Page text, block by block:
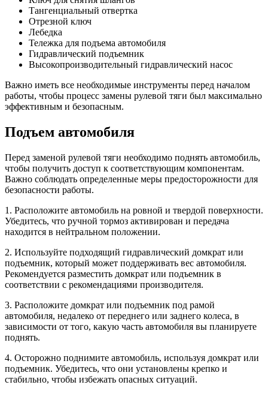
Тангенциальный отвертка
Отрезной ключ
Лебедка
Тележка для подъема автомобиля
Гидравлический подъемник
Высокопроизводительный гидравлический насос
Важно иметь все необходимые инструменты перед началом
работы, чтобы процесс замены рулевой тяги был максимально
эффективным и безопасным.
Подъем автомобиля
Перед заменой рулевой тяги необходимо поднять автомобиль,
чтобы получить доступ к соответствующим компонентам.
Важно соблюдать определенные меры предосторожности для
безопасности работы.
1. Расположите автомобиль на ровной и твердой поверхности.
Убедитесь, что ручной тормоз активирован и передача
находится в нейтральном положении.
2. Используйте подходящий гидравлический домкрат или
подъемник, который может поддерживать вес автомобиля.
Рекомендуется разместить домкрат или подъемник в
соответствии с рекомендациями производителя.
3. Расположите домкрат или подъемник под рамой
автомобиля, недалеко от переднего или заднего колеса, в
зависимости от того, какую часть автомобиля вы планируете
поднять.
4. Осторожно поднимите автомобиль, используя домкрат или
подъемник. Убедитесь, что они установлены крепко и
стабильно, чтобы избежать опасных ситуаций.